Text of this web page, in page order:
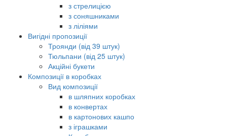
з стрелицією
з соняшниками
з ліліями
Вигідні пропозиції
Троянди (від 39 штук)
Тюльпани (від 25 штук)
Акційні букети
Композиції в коробках
Вид композиції
в шляпних коробках
в конвертах
в картонових кашпо
з іграшками